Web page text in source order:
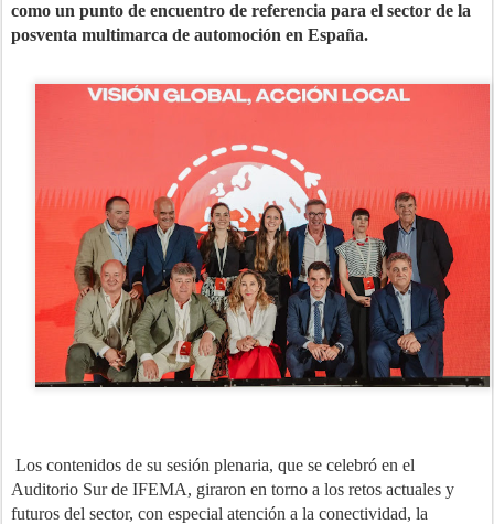
como un punto de encuentro de referencia para el sector de la
posventa multimarca de automoción en España.
Los contenidos de su sesión plenaria, que se celebró en el
Auditorio Sur de IFEMA, giraron en torno a los retos actuales y
futuros del sector, con especial atención a la conectividad, la